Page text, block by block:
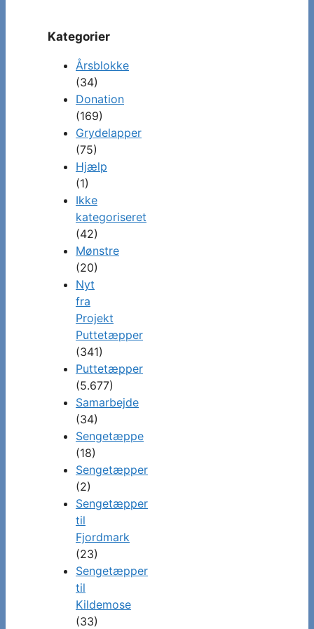
Kategorier
Årsblokke
(34)
Donation
(169)
Grydelapper
(75)
Hjælp
(1)
Ikke
kategoriseret
(42)
Mønstre
(20)
Nyt
fra
Projekt
Puttetæpper
(341)
Puttetæpper
(5.677)
Samarbejde
(34)
Sengetæppe
(18)
Sengetæpper
(2)
Sengetæpper
til
Fjordmark
(23)
Sengetæpper
til
Kildemose
(33)